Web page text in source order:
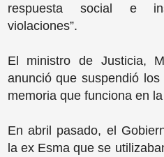
respuesta social e
violaciones”.
El ministro de Justicia,
anunció que suspendió
memoria que funciona en
En abril pasado, el
la ex Esma que se